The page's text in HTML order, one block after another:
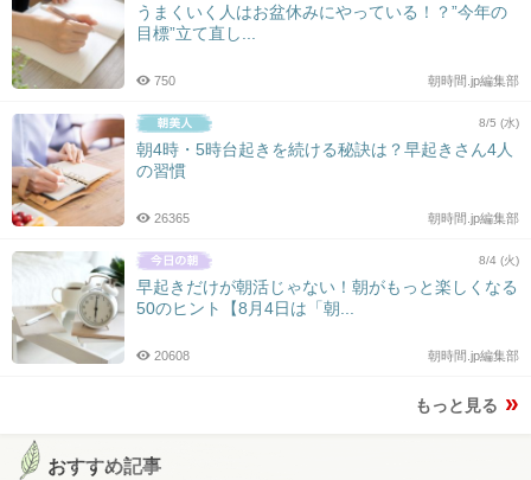
うまくいく人はお盆休みにやっている！？”今年の
目標”立て直し...
朝時間.jp編集部
750
8/5 (水)
朝4時・5時台起きを続ける秘訣は？早起きさん4人
の習慣
朝時間.jp編集部
26365
8/4 (火)
早起きだけが朝活じゃない！朝がもっと楽しくなる
50のヒント【8月4日は「朝...
朝時間.jp編集部
20608
もっと見る
おすすめ記事